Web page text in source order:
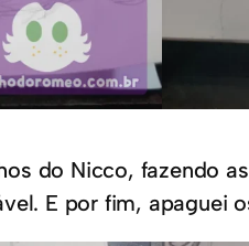
do Nicco, fazendo
E por fim, apaguei